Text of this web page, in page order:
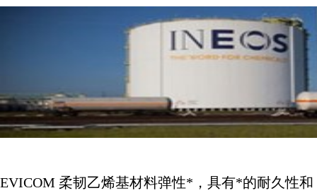
EVICOM 柔韧乙烯基材料弹性*，具有*的耐久性和